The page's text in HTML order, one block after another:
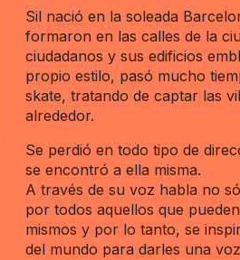
Sil nació en la soleada
formaron en las calles de la
ciudadanos y sus edificios
propio estilo, pasó mucho
skate, tratando de captar las
alrededor.
Se perdió en todo tipo de
se encontró a ella misma.
A través de su voz habla no
por todos aquellos que
mismos y por lo tanto, se
del mundo para darles una